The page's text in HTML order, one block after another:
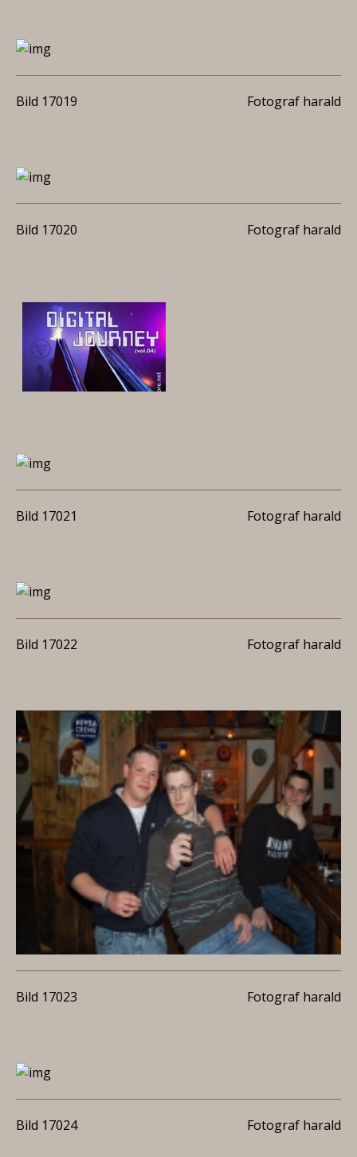
Bild 17019 Fotograf harald
Bild 17020 Fotograf harald
Bild 17021 Fotograf harald
Bild 17022 Fotograf harald
Bild 17023 Fotograf harald
Bild 17024 Fotograf harald